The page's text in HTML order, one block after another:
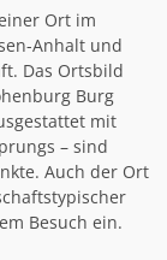
Ort im
Anhalt und
Das Ortsbild
Burg
mit
– sind
Auch der Ort
Besuch ein.